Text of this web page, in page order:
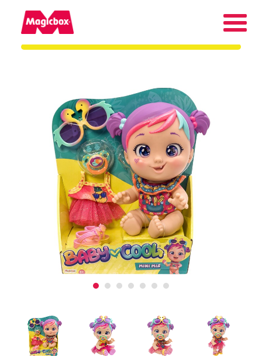
Collectors Area
Compañía
Contacto
Atención al consumidor
Careers